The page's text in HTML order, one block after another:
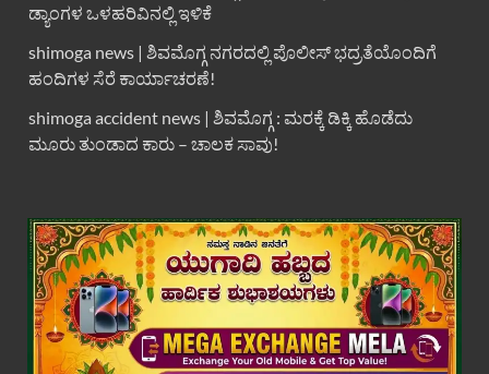
ಡ್ಯಾಂಗಳ ಒಳಹರಿವಿನಲ್ಲಿ ಇಳಿಕೆ
shimoga news | ಶಿವಮೊಗ್ಗ ನಗರದಲ್ಲಿ ಪೊಲೀಸ್ ಭದ್ರತೆಯೊಂದಿಗೆ
ಹಂದಿಗಳ ಸೆರೆ ಕಾರ್ಯಾಚರಣೆ!
shimoga accident news | ಶಿವಮೊಗ್ಗ : ಮರಕ್ಕೆ ಡಿಕ್ಕಿ ಹೊಡೆದು
ಮೂರು ತುಂಡಾದ ಕಾರು – ಚಾಲಕ ಸಾವು!